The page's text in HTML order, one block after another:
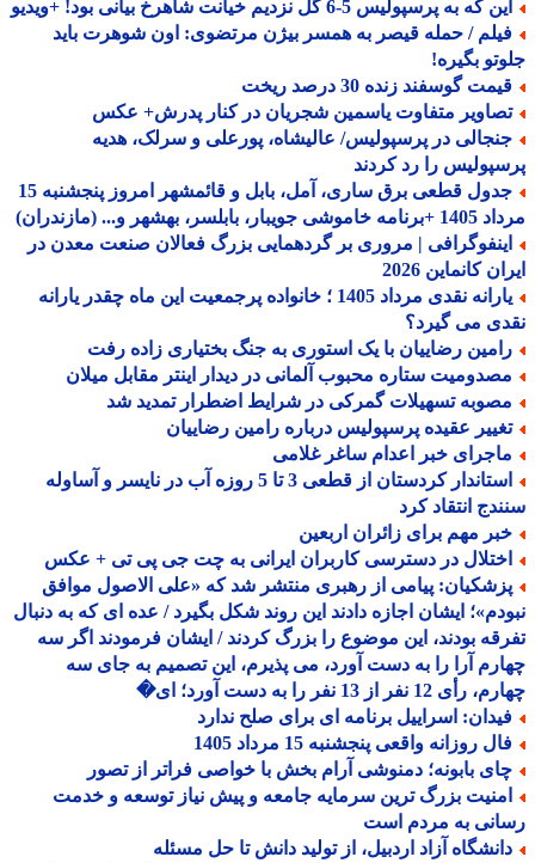
که به پرسپولیس 5-6 گل نزدیم خیانت شاهرخ بیانی بود! +ویدیو
/ حمله قیصر به همسر بیژن مرتضوی: اون شوهرت باید
بگیره!
گوسفند زنده 30 درصد ریخت
متفاوت یاسمین شجریان در کنار پدرش+ عکس
در پرسپولیس/ عالیشاه، پورعلی و سرلک، هدیه
را رد کردند
جدول قطعی برق ساری، آمل، بابل و قائمشهر امروز پنجشنبه 15
بابلسر، بهشهر و... (مازندران)
| مروری بر گردهمایی بزرگ فعالان صنعت معدن در
کانماین 2026
یارانه نقدی مرداد 1405 ؛ خانواده پرجمعیت این ماه چقدر یارانه
می گیرد؟
رضاییان با یک استوری به جنگ بختیاری زاده رفت
ستاره محبوب آلمانی در دیدار اینتر مقابل میلان
تسهیلات گمرکی در شرایط اضطرار تمدید شد
عقیده پرسپولیس درباره رامین رضاییان
خبر اعدام ساغر غلامی
استاندار کردستان از قطعی 3 تا 5 روزه آب در نایسر و آساوله
انتقاد کرد
مهم برای زائران اربعین
در دسترسی کاربران ایرانی به چت جی پی تی + عکس
پیامی از رهبری منتشر شد که «علی الاصول موافق
ایشان اجازه دادند این روند شکل بگیرد / عده ای که به دنبال
بودند، این موضوع را بزرگ کردند / ایشان فرمودند اگر سه
آرا را به دست آورد، می پذیرم، این تصمیم به جای سه
نفر از 13 نفر را به دست آورد؛ ای�
اسراییل برنامه ای برای صلح ندارد
روزانه واقعی پنجشنبه 15 مرداد 1405
بابونه؛ دمنوشی آرام بخش با خواصی فراتر از تصور
بزرگ ترین سرمایه جامعه و پیش نیاز توسعه و خدمت
به مردم است
آزاد اردبیل، از تولید دانش تا حل مسئله